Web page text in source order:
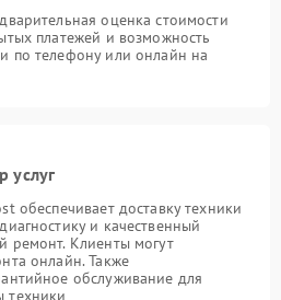
оценка стоимости
платежей и возможность
по телефону или онлайн на
услуг
обеспечивает доставку техники
и качественный
ремонт. Клиенты могут
онлайн. Также
обслуживание для
техники